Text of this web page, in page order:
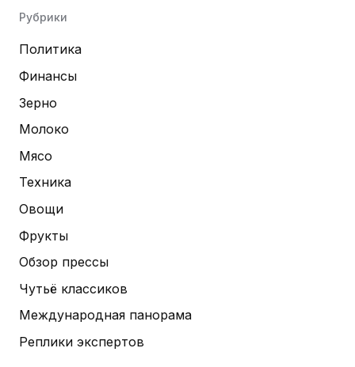
Рубрики
Политика
Финансы
Зерно
Молоко
Мясо
Техника
Овощи
Фрукты
Обзор прессы
Чутьё классиков
Международная панорама
Реплики экспертов